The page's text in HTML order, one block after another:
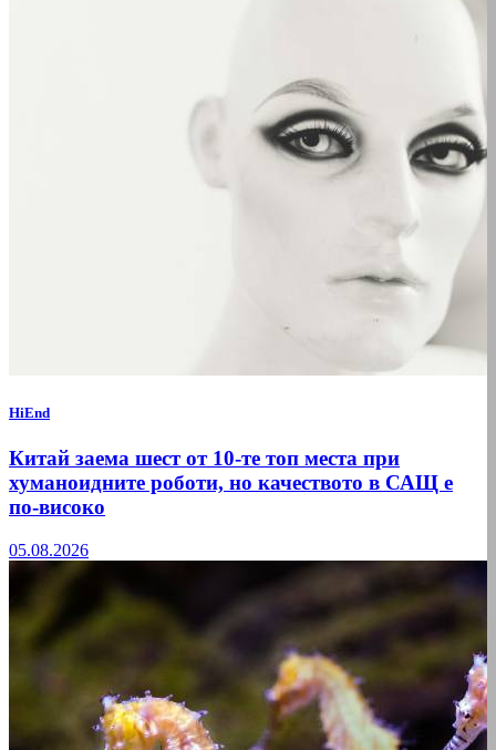
HiEnd
Китай заема шест от 10-те топ места при
хуманоидните роботи, но качеството в САЩ е
по-високо
05.08.2026